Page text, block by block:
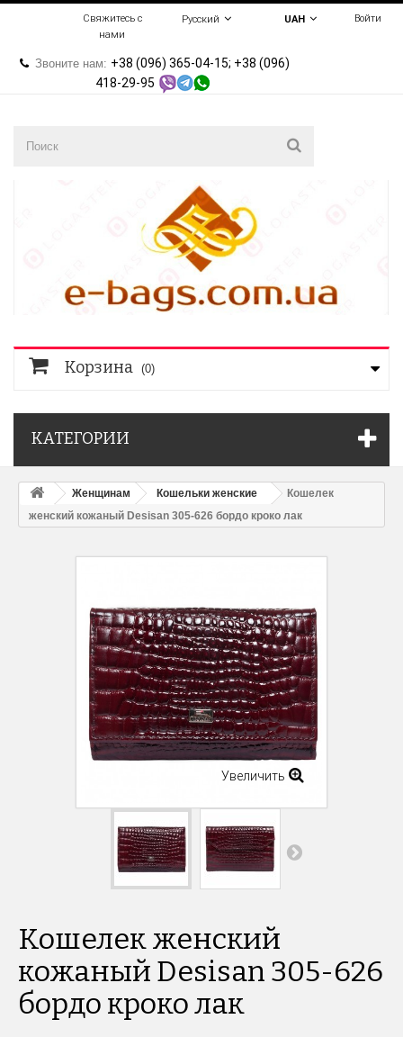
Войти
UAH
Русский
Свяжитесь с
нами
Звоните нам: +38 (096) 365-04-15; +38 (096)
418-29-95
Корзина (0)
КАТЕГОРИИ
Женщинам Кошельки женские
Кошелек
женский кожаный Desisan 305-626 бордо кроко лак
Увеличить
Кошелек женский
кожаный Desisan 305-626
бордо кроко лак